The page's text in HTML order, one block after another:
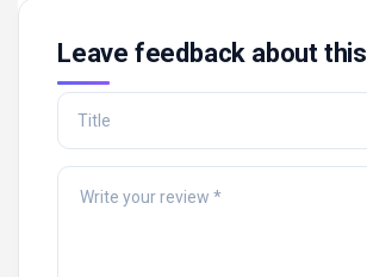
Leave feedback about this